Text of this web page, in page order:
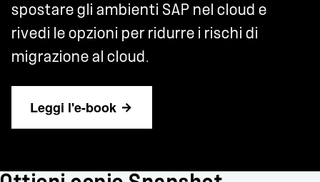
spostare gli ambienti SAP nel cloud e
rivedi le opzioni per ridurre i rischi di
migrazione al cloud.
Leggi l'e-book